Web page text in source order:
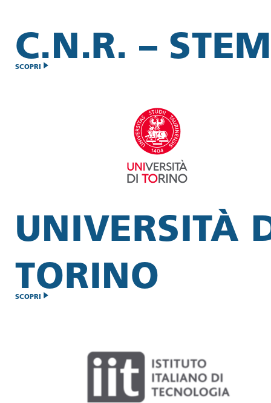
C.N.R. –
SCOPRI
UNIVERSITÀ
TORINO
SCOPRI